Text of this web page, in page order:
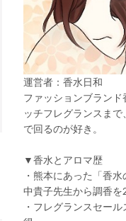
運営者：香水日和
ファッションブランド
ッチフレグランスま
で回るのが好き。
▼香水とアロマ歴
・熊本にあった「香
中貴子先生から調香を
・フレグランスセー